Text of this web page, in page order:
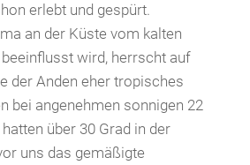
erlebt und gespürt.
an der Küste vom kalten
wird, herrscht auf
der Anden eher tropisches
bei angenehmen sonnigen 22
über 30 Grad in der
uns das gemäßigte